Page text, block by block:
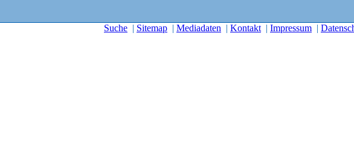
Suche | Sitemap | Mediadaten | Kontakt | Impressum |